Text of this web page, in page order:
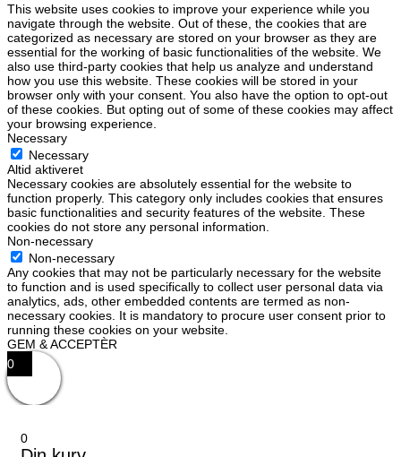
This website uses cookies to improve your experience while you
navigate through the website. Out of these, the cookies that are
categorized as necessary are stored on your browser as they are
essential for the working of basic functionalities of the website. We
also use third-party cookies that help us analyze and understand
how you use this website. These cookies will be stored in your
browser only with your consent. You also have the option to opt-out
of these cookies. But opting out of some of these cookies may affect
your browsing experience.
Necessary
Necessary
Altid aktiveret
Necessary cookies are absolutely essential for the website to
function properly. This category only includes cookies that ensures
basic functionalities and security features of the website. These
cookies do not store any personal information.
Non-necessary
Non-necessary
Any cookies that may not be particularly necessary for the website
to function and is used specifically to collect user personal data via
analytics, ads, other embedded contents are termed as non-
necessary cookies. It is mandatory to procure user consent prior to
running these cookies on your website.
GEM & ACCEPTÈR
0
0